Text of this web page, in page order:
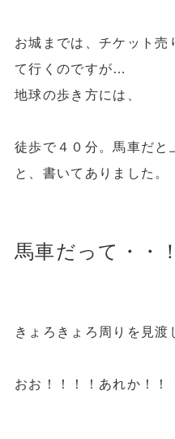
お城までは、チケット売
て行くのですが…
地球の歩き方には、
徒歩で４０分。馬車だと
と、書いてありました。
馬車だって・・
きょろきょろ周りを見渡
おお！！！！あれか！！